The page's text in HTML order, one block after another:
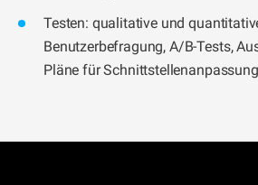
Testen: qualitative und
Benutzerbefragung, A/B-Tests,
Pläne für Schnittstellenanpassung